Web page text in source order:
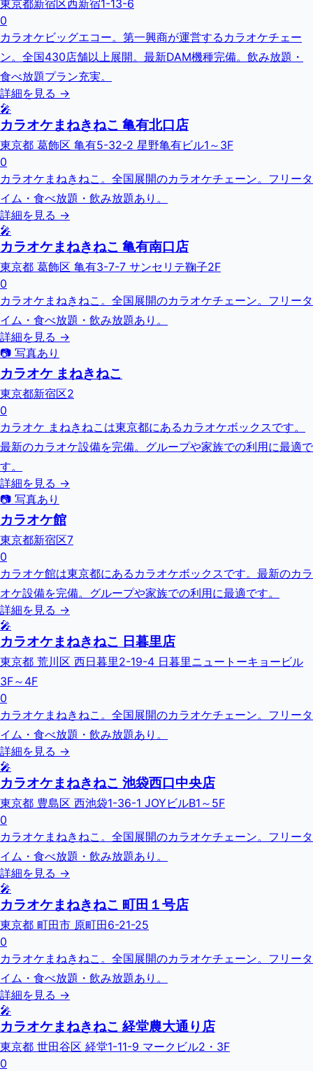
東京都新宿区西新宿1-13-6
0
カラオケビッグエコー。第一興商が運営するカラオケチェー
ン。全国430店舗以上展開。最新DAM機種完備。飲み放題・
食べ放題プラン充実。
詳細を見る →
🎤
カラオケまねきねこ 亀有北口店
東京都 葛飾区 亀有5-32-2 星野亀有ビル1～3F
0
カラオケまねきねこ。全国展開のカラオケチェーン。フリータ
イム・食べ放題・飲み放題あり。
詳細を見る →
🎤
カラオケまねきねこ 亀有南口店
東京都 葛飾区 亀有3-7-7 サンセリテ鞠子2F
0
カラオケまねきねこ。全国展開のカラオケチェーン。フリータ
イム・食べ放題・飲み放題あり。
詳細を見る →
📷 写真あり
カラオケ まねきねこ
東京都新宿区2
0
カラオケ まねきねこは東京都にあるカラオケボックスです。
最新のカラオケ設備を完備。グループや家族での利用に最適で
す。
詳細を見る →
📷 写真あり
カラオケ館
東京都新宿区7
0
カラオケ館は東京都にあるカラオケボックスです。最新のカラ
オケ設備を完備。グループや家族での利用に最適です。
詳細を見る →
🎤
カラオケまねきねこ 日暮里店
東京都 荒川区 西日暮里2-19-4 日暮里ニュートーキョービル
3F～4F
0
カラオケまねきねこ。全国展開のカラオケチェーン。フリータ
イム・食べ放題・飲み放題あり。
詳細を見る →
🎤
カラオケまねきねこ 池袋西口中央店
東京都 豊島区 西池袋1-36-1 JOYビルB1～5F
0
カラオケまねきねこ。全国展開のカラオケチェーン。フリータ
イム・食べ放題・飲み放題あり。
詳細を見る →
🎤
カラオケまねきねこ 町田１号店
東京都 町田市 原町田6-21-25
0
カラオケまねきねこ。全国展開のカラオケチェーン。フリータ
イム・食べ放題・飲み放題あり。
詳細を見る →
🎤
カラオケまねきねこ 経堂農大通り店
東京都 世田谷区 経堂1-11-9 マークビル2・3F
0